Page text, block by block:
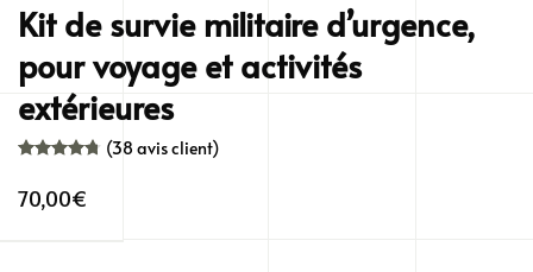
Kit de survie militaire d’urgence,
pour voyage et activités
extérieures
Noté4.79 sur 5 basé sur
38
(38 avis client)
70,00€